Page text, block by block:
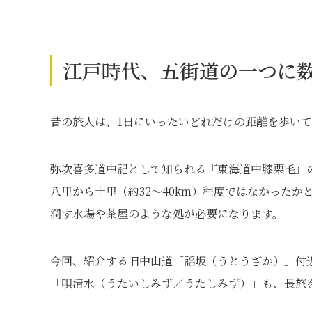
江戸時代、五街道の一つに
昔の旅人は、1日にいったいどれだけの距離を歩い
弥次喜多道中記として知られる『東海道中膝栗毛
八里から十里（約32～40km）程度ではなかったか
潤す水場や茶屋のような処が必要になります。
今回、紹介する旧中山道「謡坂（うとうざか）」
「唄清水（うたいしみず／うたしみず）」も、長